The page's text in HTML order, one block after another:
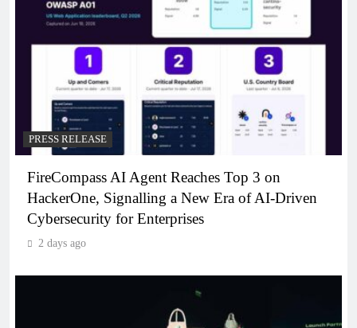
PRESS RELEASE
FireCompass AI Agent Reaches Top 3 on
HackerOne, Signalling a New Era of AI-Driven
Cybersecurity for Enterprises
2 days ago